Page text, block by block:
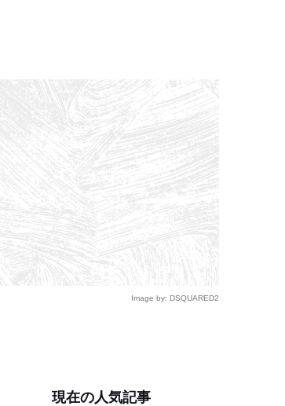
Image by: DSQUARED2
現在の人気記事